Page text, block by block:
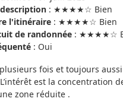
: ★★★★☆ Bien
l'itinéraire : ★★★★☆ Bien
de randonnée : ★★★★☆
: Oui
fois et toujours aussi
est la concentration
zone réduite .